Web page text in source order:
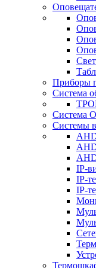
Приборы
Система
Система
Системы
IP-
IP-
IP-